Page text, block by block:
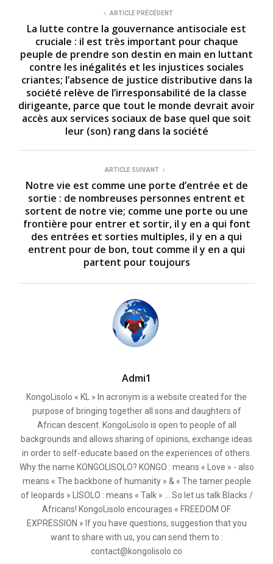
ARTICLE PRÉCÉDENT
La lutte contre la gouvernance antisociale est
cruciale : il est très important pour chaque
peuple de prendre son destin en main en luttant
contre les inégalités et les injustices sociales
criantes; l’absence de justice distributive dans la
société relève de l’irresponsabilité de la classe
dirigeante, parce que tout le monde devrait avoir
accès aux services sociaux de base quel que soit
leur (son) rang dans la société
ARTICLE SUIVANT
Notre vie est comme une porte d’entrée et de
sortie : de nombreuses personnes entrent et
sortent de notre vie; comme une porte ou une
frontière pour entrer et sortir, il y en a qui font
des entrées et sorties multiples, il y en a qui
entrent pour de bon, tout comme il y en a qui
partent pour toujours
Admi1
KongoLisolo « KL » In acronym is a website created for the
purpose of bringing together all sons and daughters of
African descent. KongoLisolo is open to people of all
backgrounds and allows sharing of opinions, exchange ideas
in order to self-educate based on the experiences of others.
Why the name KONGOLISOLO? KONGO : means « Love » - also
means « The backbone of humanity » & « The tamer people
of leopards » LISOLO : means « Talk » ... So let us talk Blacks /
Africans! KongoLisolo encourages « FREEDOM OF
EXPRESSION » If you have questions, suggestion that you
want to share with us, you can send them to :
contact@kongolisolo.co